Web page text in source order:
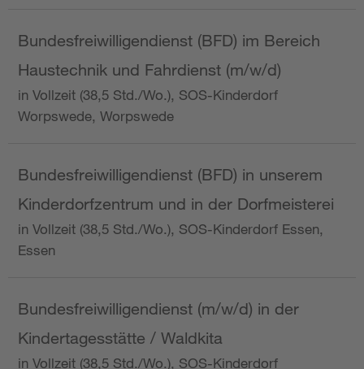
Bundesfreiwilligendienst (BFD) im Bereich
Haustechnik und Fahrdienst (m/w/d)
in Vollzeit (38,5 Std./Wo.), SOS-Kinderdorf
Worpswede, Worpswede
Bundesfreiwilligendienst (BFD) in unserem
Kinderdorfzentrum und in der Dorfmeisterei
in Vollzeit (38,5 Std./Wo.), SOS-Kinderdorf Essen,
Essen
Bundesfreiwilligendienst (m/w/d) in der
Kindertagesstätte / Waldkita
in Vollzeit (38,5 Std./Wo.), SOS-Kinderdorf